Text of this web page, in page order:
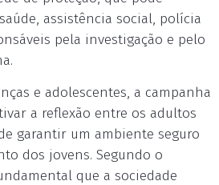
assistência social, polícia
pela investigação e pelo
e adolescentes, a campanha
a reflexão entre os adultos
garantir um ambiente seguro
dos jovens. Segundo o
que a sociedade